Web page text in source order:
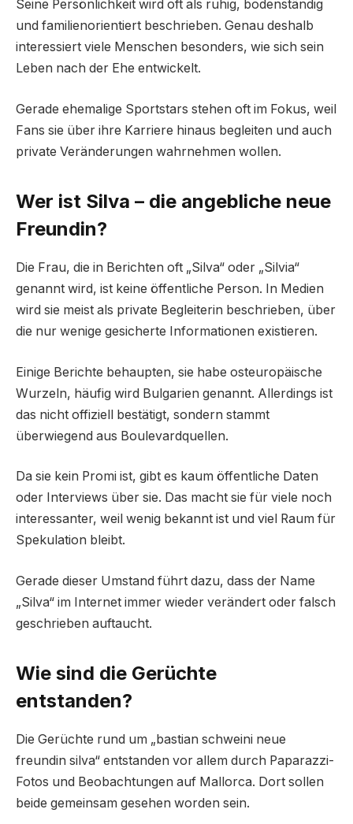
Seine Persönlichkeit wird oft als ruhig, bodenständig
und familienorientiert beschrieben. Genau deshalb
interessiert viele Menschen besonders, wie sich sein
Leben nach der Ehe entwickelt.
Gerade ehemalige Sportstars stehen oft im Fokus, weil
Fans sie über ihre Karriere hinaus begleiten und auch
private Veränderungen wahrnehmen wollen.
Wer ist Silva – die angebliche neue
Freundin?
Die Frau, die in Berichten oft „Silva“ oder „Silvia“
genannt wird, ist keine öffentliche Person. In Medien
wird sie meist als private Begleiterin beschrieben, über
die nur wenige gesicherte Informationen existieren.
Einige Berichte behaupten, sie habe osteuropäische
Wurzeln, häufig wird Bulgarien genannt. Allerdings ist
das nicht offiziell bestätigt, sondern stammt
überwiegend aus Boulevardquellen.
Da sie kein Promi ist, gibt es kaum öffentliche Daten
oder Interviews über sie. Das macht sie für viele noch
interessanter, weil wenig bekannt ist und viel Raum für
Spekulation bleibt.
Gerade dieser Umstand führt dazu, dass der Name
„Silva“ im Internet immer wieder verändert oder falsch
geschrieben auftaucht.
Wie sind die Gerüchte
entstanden?
Die Gerüchte rund um „bastian schweini neue
freundin silva“ entstanden vor allem durch Paparazzi-
Fotos und Beobachtungen auf Mallorca. Dort sollen
beide gemeinsam gesehen worden sein.